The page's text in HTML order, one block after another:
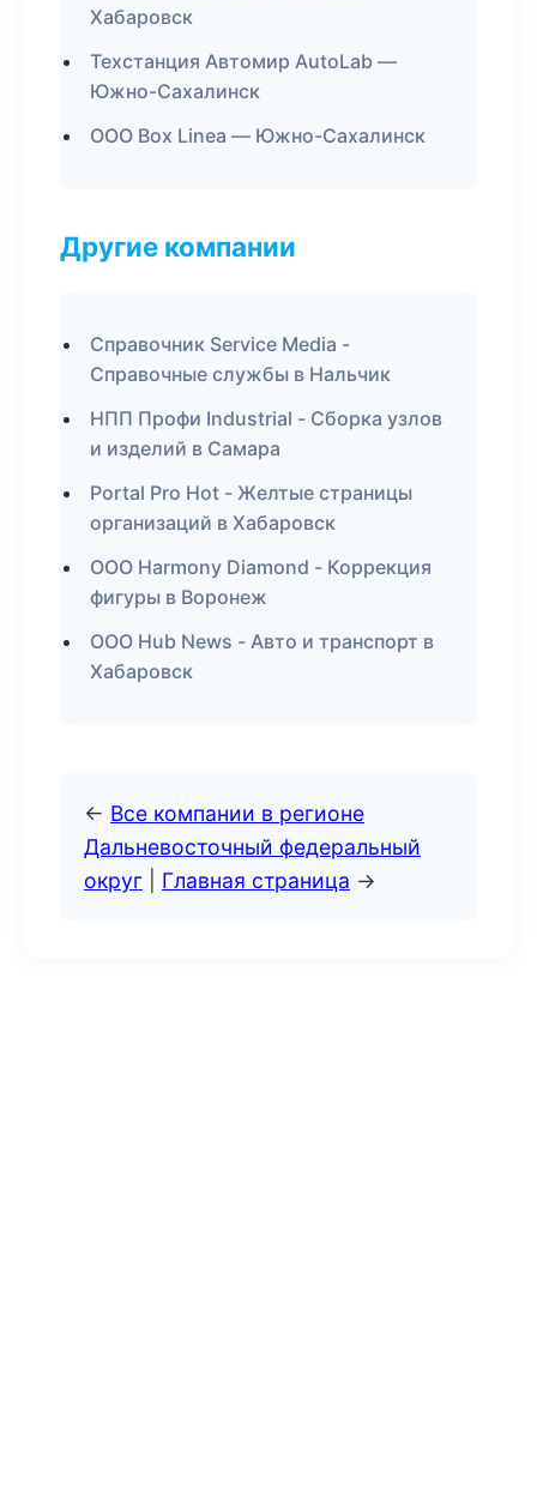
Хабаровск
Техстанция Автомир AutoLab —
Южно-Сахалинск
ООО Box Linea — Южно-Сахалинск
Другие компании
Справочник Service Media -
Справочные службы в Нальчик
НПП Профи Industrial - Сборка узлов
и изделий в Самара
Portal Pro Hot - Желтые страницы
организаций в Хабаровск
ООО Harmony Diamond - Коррекция
фигуры в Воронеж
ООО Hub News - Авто и транспорт в
Хабаровск
← Все компании в регионе
Дальневосточный федеральный
округ
Главная страница →